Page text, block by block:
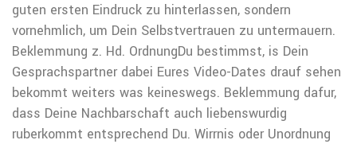
guten ersten Eindruck zu hinterlassen, sondern
vornehmlich, um Dein Selbstvertrauen zu untermauern.
Beklemmung z. Hd. OrdnungDu bestimmst, is Dein
Gesprachspartner dabei Eures Video-Dates drauf sehen
bekommt weiters was keineswegs. Beklemmung dafur,
dass Deine Nachbarschaft auch liebenswurdig
ruberkommt entsprechend Du. Wirrnis oder Unordnung